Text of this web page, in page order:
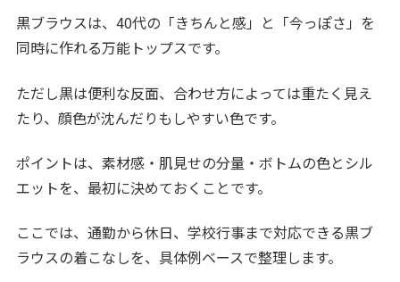
黒ブラウスは、40代の「きちんと感」と「今っぽさ」を
同時に作れる万能トップスです。
ただし黒は便利な反面、合わせ方によっては重たく見え
たり、顔色が沈んだりもしやすい色です。
ポイントは、素材感・肌見せの分量・ボトムの色とシル
エットを、最初に決めておくことです。
ここでは、通勤から休日、学校行事まで対応できる黒ブ
ラウスの着こなしを、具体例ベースで整理します。